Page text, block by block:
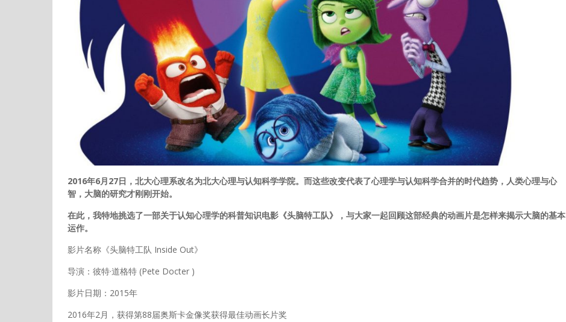
2016年6月27日，北大心理系改名为北大心理与认知科学学院。而这些改变代表了心理学与认知科学合并的时代趋势，人类心理与心
智，大脑的研究才刚刚开始。
在此，我特地挑选了一部关于认知心理学的科普知识电影《头脑特工队》，与大家一起回顾这部经典的动画片是怎样来揭示大脑的基本
运作。
影片名称《头脑特工队 Inside Out》
导演：彼特·道格特 (Pete Docter )
影片日期：2015年
2016年2月，获得第88届奥斯卡金像奖获得最佳动画长片奖